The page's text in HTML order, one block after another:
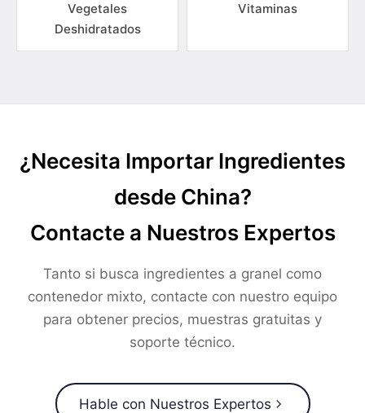
Vegetales
Deshidratados
Vitaminas
¿Necesita Importar Ingredientes
desde China?
Contacte a Nuestros Expertos
Tanto si busca ingredientes a granel como
contenedor mixto, contacte con nuestro equipo
para obtener precios, muestras gratuitas y
soporte técnico.
Hable con Nuestros Expertos